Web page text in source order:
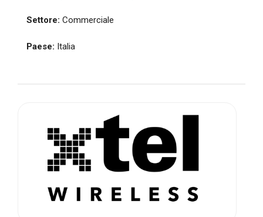
Settore: Commerciale
Paese: Italia